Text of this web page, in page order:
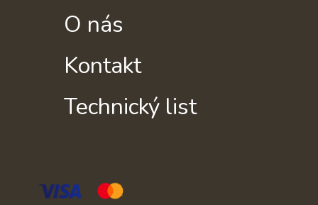
O nás
Kontakt
Technický list